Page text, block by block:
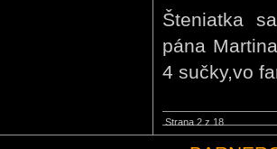
Šteniatka
pána
4 sučky,vo
Strana 2 z 18